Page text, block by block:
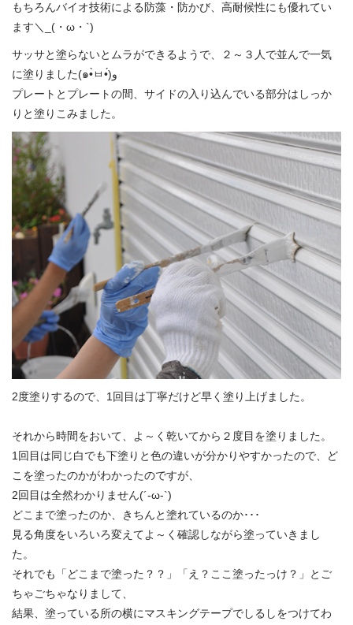
もちろんバイオ技術による防藻・防かび、高耐候性にも優れてい
ます＼_(・ω・`)
サッサと塗らないとムラができるようで、２～３人で並んで一気
に塗りました(๑•̀ㅂ•́)و
プレートとプレートの間、サイドの入り込んでいる部分はしっか
りと塗りこみました。
2度塗りするので、1回目は丁寧だけど早く塗り上げました。
それから時間をおいて、よ～く乾いてから２度目を塗りました。
1回目は同じ白でも下塗りと色の違いが分かりやすかったので、ど
こを塗ったのかがわかったのですが、
2回目は全然わかりません(´-ω-`)
どこまで塗ったのか、きちんと塗れているのか･･･
見る角度をいろいろ変えてよ～く確認しながら塗っていきまし
た。
それでも「どこまで塗った？？」「え？ここ塗ったっけ？」とご
ちゃごちゃなりまして、
結果、塗っている所の横にマスキングテープでしるしをつけてわ